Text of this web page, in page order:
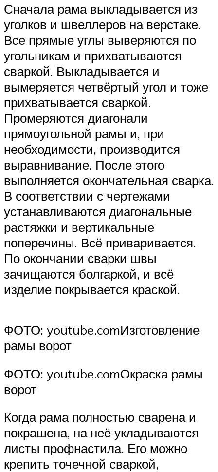
Сначала рама выкладывается из
уголков и швеллеров на верстаке.
Все прямые углы выверяются по
угольникам и прихватываются
сваркой. Выкладывается и
вымеряется четвёртый угол и тоже
прихватывается сваркой.
Промеряются диагонали
прямоугольной рамы и, при
необходимости, производится
выравнивание. После этого
выполняется окончательная сварка.
В соответствии с чертежами
устанавливаются диагональные
растяжки и вертикальные
поперечины. Всё приваривается.
По окончании сварки швы
зачищаются болгаркой, и всё
изделие покрывается краской.
ФОТО: youtube.comИзготовление
рамы ворот
ФОТО: youtube.comОкраска рамы
ворот
Когда рама полностью сварена и
покрашена, на неё укладываются
листы профнастила. Его можно
крепить точечной сваркой,